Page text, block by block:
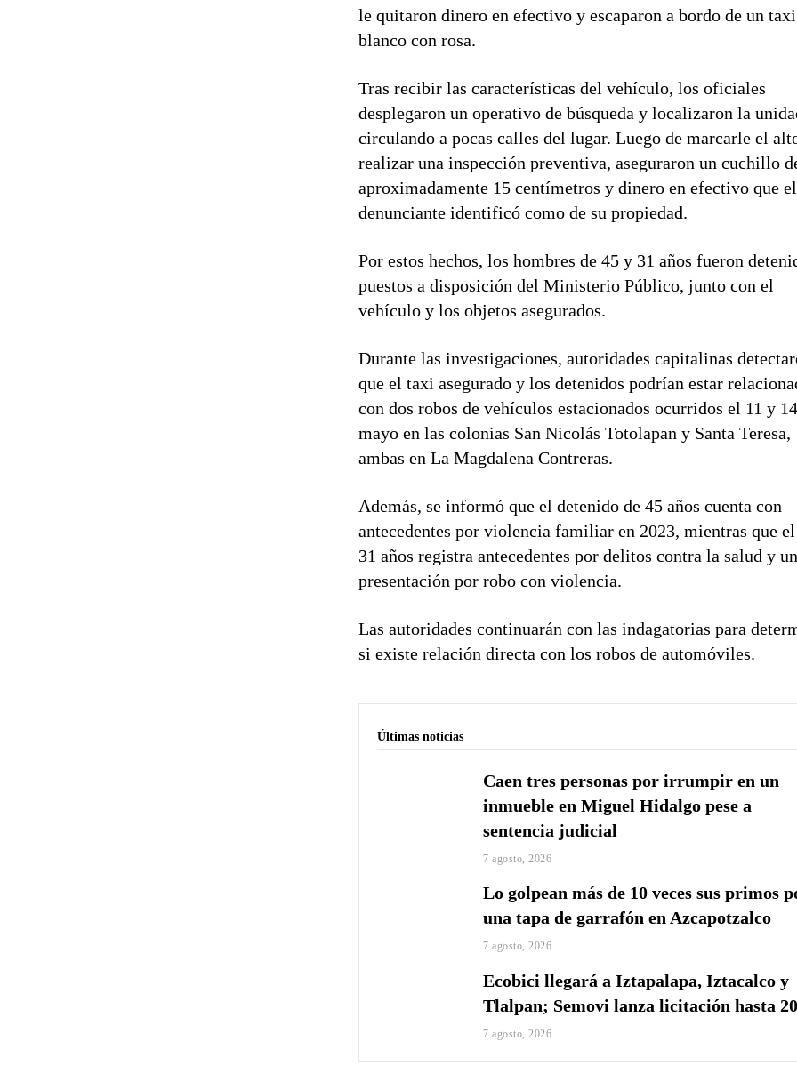
le quitaron dinero en efectivo y escaparon a bordo de un taxi
blanco con rosa.
Tras recibir las características del vehículo, los oficiales
desplegaron un operativo de búsqueda y localizaron la
circulando a pocas calles del lugar. Luego de marcarle el
realizar una inspección preventiva, aseguraron un cuchillo
aproximadamente 15 centímetros y dinero en efectivo que el
denunciante identificó como de su propiedad.
Por estos hechos, los hombres de 45 y 31 años fueron
puestos a disposición del Ministerio Público, junto con el
vehículo y los objetos asegurados.
Durante las investigaciones, autoridades capitalinas
que el taxi asegurado y los detenidos podrían estar
con dos robos de vehículos estacionados ocurridos el 11 y
mayo en las colonias San Nicolás Totolapan y Santa Teresa,
ambas en La Magdalena Contreras.
Además, se informó que el detenido de 45 años cuenta con
antecedentes por violencia familiar en 2023, mientras que
31 años registra antecedentes por delitos contra la salud y
presentación por robo con violencia.
Las autoridades continuarán con las indagatorias para
si existe relación directa con los robos de automóviles.
Últimas noticias
Caen tres personas por irrumpir en un
inmueble en Miguel Hidalgo pese a
sentencia judicial
7 agosto, 2026
Lo golpean más de 10 veces sus primos
una tapa de garrafón en Azcapotzalco
7 agosto, 2026
Ecobici llegará a Iztapalapa, Iztacalco y
Tlalpan; Semovi lanza licitación hasta
7 agosto, 2026